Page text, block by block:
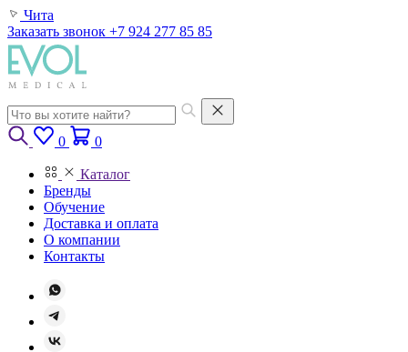
Чита
Заказать звонок +7 924 277 85 85
0 0
Каталог
Бренды
Обучение
Доставка и оплата
О компании
Контакты